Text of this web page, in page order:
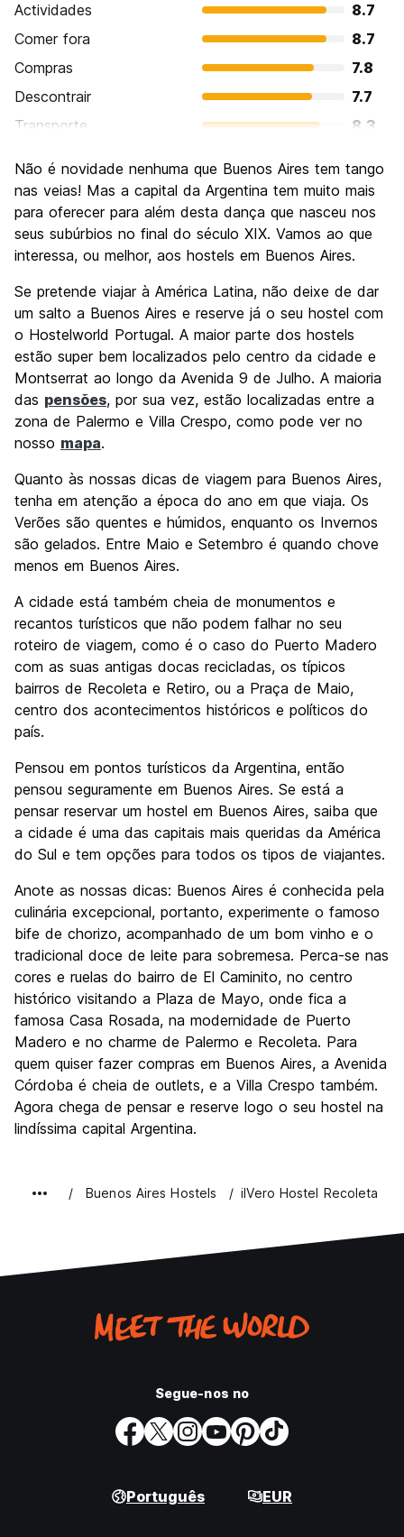
Actividades
8.7
Comer fora
8.7
Compras
7.8
Descontrair
7.7
Transporte
8.3
Cultura
9.0
Festas / vida noturna
8.6
Custo-beneficio
7.6
Não é novidade nenhuma que Buenos Aires tem tango
nas veias! Mas a capital da Argentina tem muito mais
para oferecer para além desta dança que nasceu nos
seus subúrbios no final do século XIX. Vamos ao que
interessa, ou melhor, aos hostels em Buenos Aires.
Se pretende viajar à América Latina, não deixe de dar
um salto a Buenos Aires e reserve já o seu hostel com
o Hostelworld Portugal. A maior parte dos hostels
estão super bem localizados pelo centro da cidade e
Montserrat ao longo da Avenida 9 de Julho. A maioria
das pensões, por sua vez, estão localizadas entre a
zona de Palermo e Villa Crespo, como pode ver no
nosso mapa.
Quanto às nossas dicas de viagem para Buenos Aires,
tenha em atenção a época do ano em que viaja. Os
Verões são quentes e húmidos, enquanto os Invernos
são gelados. Entre Maio e Setembro é quando chove
menos em Buenos Aires.
A cidade está também cheia de monumentos e
recantos turísticos que não podem falhar no seu
roteiro de viagem, como é o caso do Puerto Madero
com as suas antigas docas recicladas, os típicos
bairros de Recoleta e Retiro, ou a Praça de Maio,
centro dos acontecimentos históricos e políticos do
país.
Pensou em pontos turísticos da Argentina, então
pensou seguramente em Buenos Aires. Se está a
pensar reservar um hostel em Buenos Aires, saiba que
a cidade é uma das capitais mais queridas da América
do Sul e tem opções para todos os tipos de viajantes.
Anote as nossas dicas: Buenos Aires é conhecida pela
culinária excepcional, portanto, experimente o famoso
bife de chorizo, acompanhado de um bom vinho e o
tradicional doce de leite para sobremesa. Perca-se nas
cores e ruelas do bairro de El Caminito, no centro
histórico visitando a Plaza de Mayo, onde fica a
famosa Casa Rosada, na modernidade de Puerto
Madero e no charme de Palermo e Recoleta. Para
quem quiser fazer compras em Buenos Aires, a Avenida
Córdoba é cheia de outlets, e a Villa Crespo também.
Agora chega de pensar e reserve logo o seu hostel na
lindíssima capital Argentina.
Buenos Aires Hostels ilVero Hostel Recoleta
Segue-nos no
Português EUR